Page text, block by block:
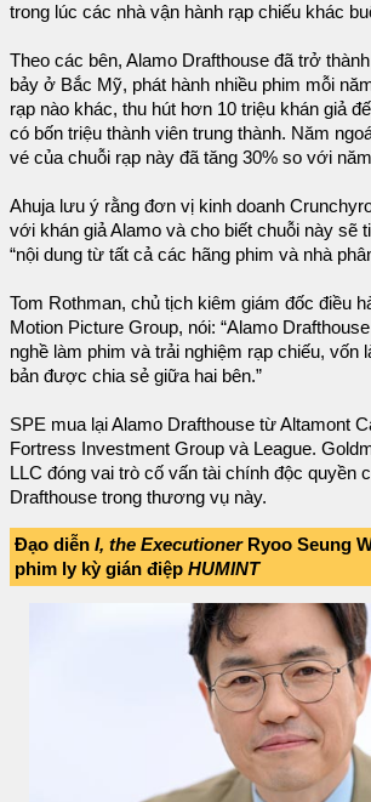
trong lúc các nhà vận hành rạp chiếu khác
Theo các bên, Alamo Drafthouse đã trở
bảy ở Bắc Mỹ, phát hành nhiều phim mỗi
rạp nào khác, thu hút hơn 10 triệu khán giả
có bốn triệu thành viên trung thành. Năm
vé của chuỗi rạp này đã tăng 30% so với
Ahuja lưu ý rằng đơn vị kinh doanh
với khán giả Alamo và cho biết chuỗi này sẽ
“nội dung từ tất cả các hãng phim và nhà
Tom Rothman, chủ tịch kiêm giám đốc điều
Motion Picture Group, nói: “Alamo
nghề làm phim và trải nghiệm rạp chiếu, vốn
bản được chia sẻ giữa hai bên.”
SPE mua lại Alamo Drafthouse từ Altamont
Fortress Investment Group và League.
LLC đóng vai trò cố vấn tài chính độc quyền
Drafthouse trong thương vụ này.
Đạo diễn I, the ExecutionerRyoo Seung
phim ly kỳ gián điệp HUMINT